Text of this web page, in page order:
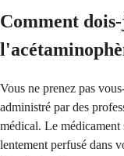
Comment
Vous ne prenez pas
administré par des
médical. Le médicament
lentement perfusé dans